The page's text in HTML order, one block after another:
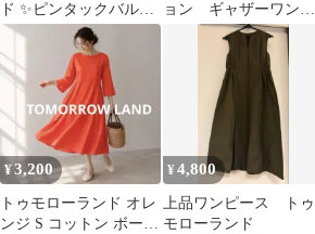
ド ✨ピンタックバルー
ンスリーブワンピース
36 綿
ョン ギャザーワンピ
ース ホワイト 白
¥3,200
トゥモローランド オレ
ンジ S コットン ボート
¥4,800
上品ワンピース トゥ
モローランド